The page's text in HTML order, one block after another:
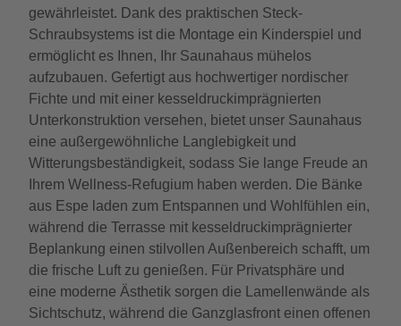
gewährleistet. Dank des praktischen Steck-
Schraubsystems ist die Montage ein Kinderspiel und
ermöglicht es Ihnen, Ihr Saunahaus mühelos
aufzubauen. Gefertigt aus hochwertiger nordischer
Fichte und mit einer kesseldruckimprägnierten
Unterkonstruktion versehen, bietet unser Saunahaus
eine außergewöhnliche Langlebigkeit und
Witterungsbeständigkeit, sodass Sie lange Freude an
Ihrem Wellness-Refugium haben werden. Die Bänke
aus Espe laden zum Entspannen und Wohlfühlen ein,
während die Terrasse mit kesseldruckimprägnierter
Beplankung einen stilvollen Außenbereich schafft, um
die frische Luft zu genießen. Für Privatsphäre und
eine moderne Ästhetik sorgen die Lamellenwände als
Sichtschutz, während die Ganzglasfront einen offenen